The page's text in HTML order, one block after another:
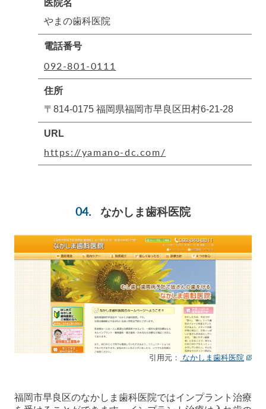
医院名
やまの歯科医院
電話番号
092-801-0111
住所
〒814-0175 福岡県福岡市早良区田村6-21-28
URL
https://yamano-dc.com/
なかしま歯科医院
引用元： なかしま歯科医院
福岡市早良区のなかしま歯科医院ではインプラント治療